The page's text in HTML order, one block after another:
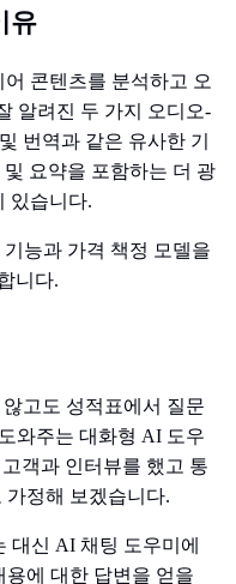
유
어 콘텐츠를 분석하고 오
알려진 두 가지 오디오-
번역과 같은 유사한 기
및 요약을 포함하는 더 광
있습니다.
능과 가격 책정 모델을
니다.
고도 성적표에서 질문
와주는 대화형 AI 도우
객과 인터뷰를 했고 통
가정해 보겠습니다.
대신 AI 채팅 도우미에
에 대한 답변을 얻을